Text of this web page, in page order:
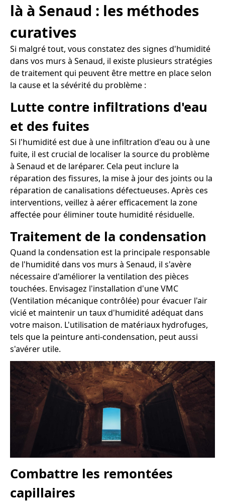
là à Senaud : les méthodes
curatives
Si malgré tout, vous constatez des signes d'humidité
dans vos murs à Senaud, il existe plusieurs stratégies
de traitement qui peuvent être mettre en place selon
la cause et la sévérité du problème :
Lutte contre infiltrations d'eau
et des fuites
Si l'humidité est due à une infiltration d'eau ou à une
fuite, il est crucial de localiser la source du problème
à Senaud et de laréparer. Cela peut inclure la
réparation des fissures, la mise à jour des joints ou la
réparation de canalisations défectueuses. Après ces
interventions, veillez à aérer efficacement la zone
affectée pour éliminer toute humidité résiduelle.
Traitement de la condensation
Quand la condensation est la principale responsable
de l'humidité dans vos murs à Senaud, il s'avère
nécessaire d'améliorer la ventilation des pièces
touchées. Envisagez l'installation d'une VMC
(Ventilation mécanique contrôlée) pour évacuer l'air
vicié et maintenir un taux d'humidité adéquat dans
votre maison. L'utilisation de matériaux hydrofuges,
tels que la peinture anti-condensation, peut aussi
s'avérer utile.
Combattre les remontées
capillaires